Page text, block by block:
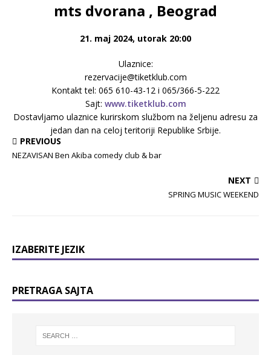
mts dvorana , Beograd
21. maj 2024, utorak 20:00
Ulaznice:
rezervacije@tiketklub.com
Kontakt tel: 065 610-43-12 i 065/366-5-222
Sajt: www.tiketklub.com
Dostavljamo ulaznice kurirskom službom na željenu adresu za
jedan dan na celoj teritoriji Republike Srbije.
PREVIOUS
NEZAVISAN Ben Akiba comedy club & bar
NEXT
SPRING MUSIC WEEKEND
IZABERITE JEZIK
PRETRAGA SAJTA